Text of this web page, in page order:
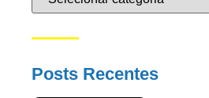
Posts Recentes